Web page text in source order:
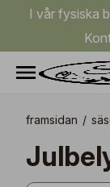
I vår fysiska
framsidan /